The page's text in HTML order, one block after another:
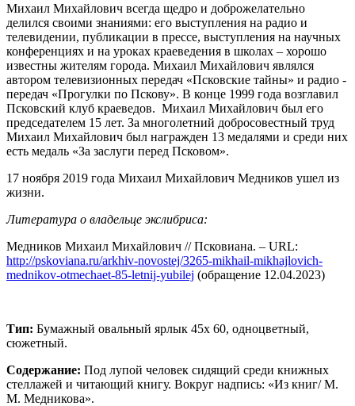
Михаил Михайлович всегда щедро и доброжелательно
делился своими знаниями: его выступления на радио и
телевидении, публикации в прессе, выступления на научных
конференциях и на уроках краеведения в школах – хорошо
известны жителям города. Михаил Михайлович являлся
автором телевизионных передач «Псковские тайны» и радио -
передач «Прогулки по Пскову». В конце 1999 года возглавил
Псковский клуб краеведов. Михаил Михайлович был его
председателем 15 лет. За многолетний добросовестный труд
Михаил Михайлович был награжден 13 медалями и среди них
есть медаль «За заслуги перед Псковом».
17 ноября 2019 года Михаил Михайлович Медников ушел из
жизни.
Литература о владельце экслибриса:
Медников Михаил Михайлович // Псковиана. – URL:
http://pskoviana.ru/arkhiv-novostej/3265-mikhail-mikhajlovich-
mednikov-otmechaet-85-letnij-yubilej (обращение 12.04.2023)
Тип: Бумажный овальный ярлык 45х 60, одноцветный,
сюжетный.
Содержание: Под лупой человек сидящий среди книжных
стеллажей и читающий книгу. Вокруг надпись: «Из книг/ М.
М. Медникова».